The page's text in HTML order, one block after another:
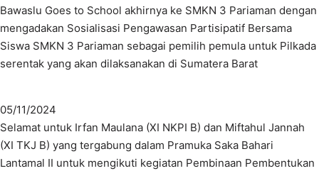
Bawaslu Goes to School akhirnya ke SMKN 3 Pariaman dengan
mengadakan Sosialisasi Pengawasan Partisipatif Bersama
Siswa SMKN 3 Pariaman sebagai pemilih pemula untuk Pilkada
serentak yang akan dilaksanakan di Sumatera Barat
05/11/2024
Selamat untuk Irfan Maulana (XI NKPI B) dan Miftahul Jannah
(XI TKJ B) yang tergabung dalam Pramuka Saka Bahari
Lantamal II untuk mengikuti kegiatan Pembinaan Pembentukan